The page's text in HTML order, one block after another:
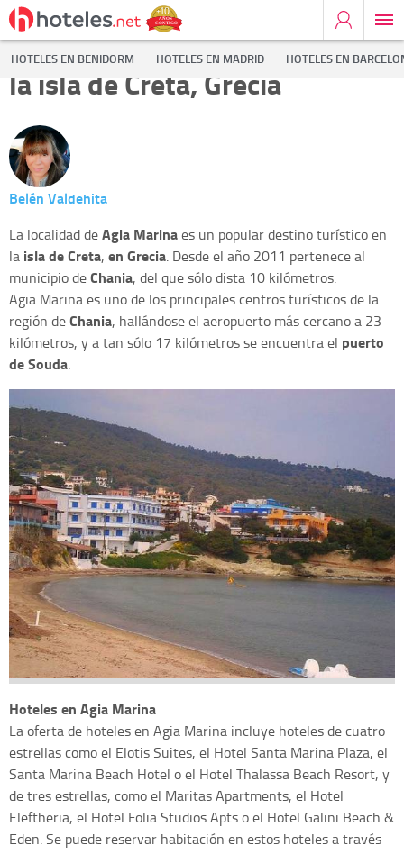
HOTELES EN BENIDORM HOTELES EN MADRID HOTELES EN
La localidad de Agia Marina, en
la isla de Creta, Grecia
Belén Valdehita
La localidad deAgia Marinaes un popular destino turístico en
la isla de Creta, en Grecia. Desde el año 2011 pertenece al
municipio deChania, del que sólo dista 10 kilómetros.
Agia Marina es uno de los principales centros turísticos de la
región deChania, hallándose el aeropuerto más cercano a 23
kilómetros, y a tan sólo 17 kilómetros se encuentra el puerto
de Souda.
Hoteles en Agia Marina
La oferta de hoteles en Agia Marina incluye hoteles de cuatro
estrellas como el Elotis Suites, el Hotel Santa Marina Plaza, el
Santa Marina Beach Hotel o el Hotel Thalassa Beach Resort, y
de tres estrellas, como el Maritas Apartments, el Hotel
Eleftheria, el Hotel Folia Studios Apts o el Hotel Galini Beach &
Eden. Se puede reservar habitación en estos hoteles a través